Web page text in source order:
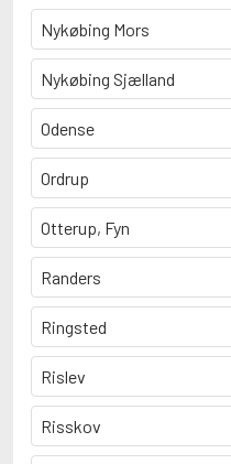
Nykøbing Mors
Nykøbing Sjælland
Odense
Ordrup
Otterup, Fyn
Randers
Ringsted
Rislev
Risskov